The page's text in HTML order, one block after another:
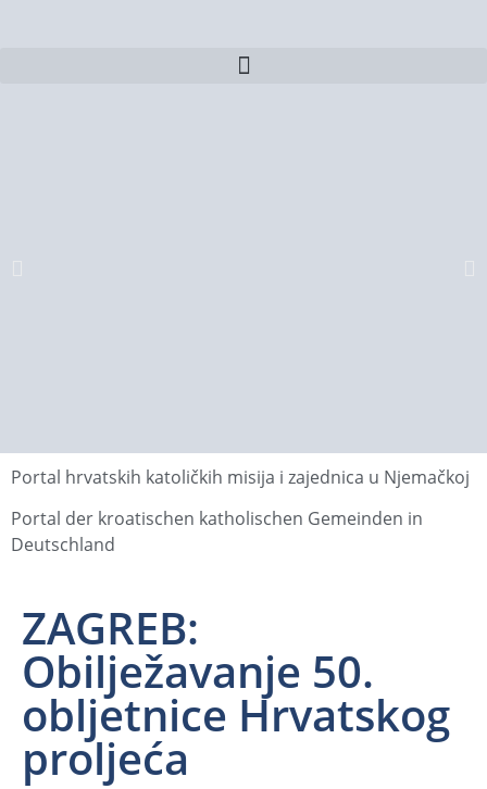
Portal hrvatskih katoličkih misija i zajednica u Njemačkoj
Portal der kroatischen katholischen Gemeinden in
Deutschland
ZAGREB:
Obilježavanje 50.
obljetnice Hrvatskog
proljeća